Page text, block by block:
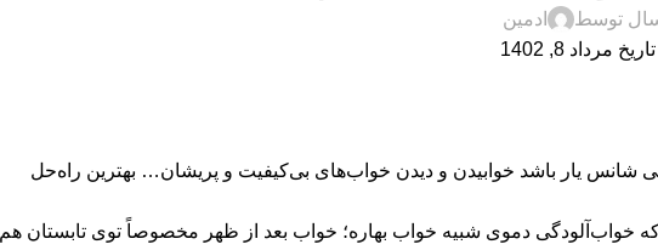
توسط
ادمین
مرداد 8, 1402
یار باشد خوابیدن و دیدن خواب‌های بی‌کیفیت و پریشان… بهترین راه‌حل
خواب‌آلودگی دموی شبیه خواب بهاره؛ خواب بعد از ظهر مخصوصاً توی تابستان هم